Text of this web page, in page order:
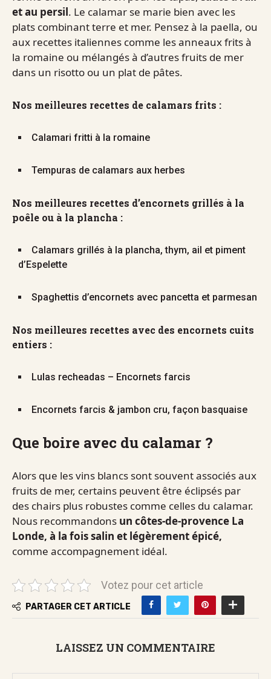
et au persil. Le calamar se marie bien avec les
plats combinant terre et mer. Pensez à la paella, ou
aux recettes italiennes comme les anneaux frits à
la romaine ou mélangés à d’autres fruits de mer
dans un risotto ou un plat de pâtes.
Nos meilleures recettes de calamars frits :
Calamari fritti à la romaine
Tempuras de calamars aux herbes
Nos meilleures recettes d’encornets grillés à la
poêle ou à la plancha :
Calamars grillés à la plancha, thym, ail et piment
d’Espelette
Spaghettis d’encornets avec pancetta et parmesan
Nos meilleures recettes avec des encornets cuits
entiers :
Lulas recheadas – Encornets farcis
Encornets farcis & jambon cru, façon basquaise
Que boire avec du calamar ?
Alors que les vins blancs sont souvent associés aux
fruits de mer, certains peuvent être éclipsés par
des chairs plus robustes comme celles du calamar.
Nous recommandons un côtes-de-provence La
Londe, à la fois salin et légèrement épicé,
comme accompagnement idéal.
Votez pour cet article
PARTAGER CET ARTICLE
LAISSEZ UN COMMENTAIRE